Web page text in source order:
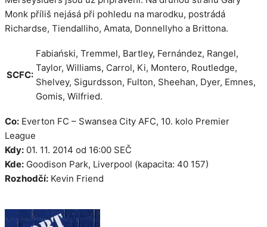
Monk příliš nejásá při pohledu na marodku, postrádá
Richardse, Tiendalliho, Amata, Donnellyho a Brittona.
SCFC:
Fabiański, Tremmel, Bartley, Fernández, Rangel,
Taylor, Williams, Carrol, Ki, Montero, Routledge,
Shelvey, Sigurdsson, Fulton, Sheehan, Dyer, Emnes,
Gomis, Wilfried.
Co: Everton FC – Swansea City AFC, 10. kolo Premier
League
Kdy: 01. 11. 2014 od 16:00 SEČ
Kde: Goodison Park, Liverpool (kapacita: 40 157)
Rozhodčí: Kevin Friend